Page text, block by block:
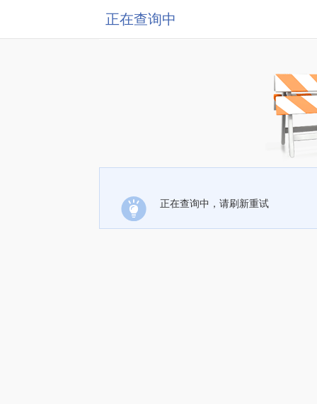
正在查询中
正在查询中，请刷新重试